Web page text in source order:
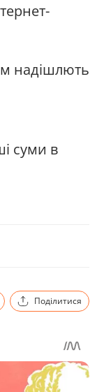
надішлють
суми в
Поділитися